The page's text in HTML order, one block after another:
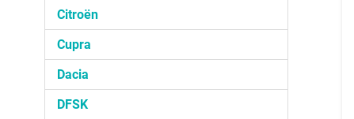
Citroën
Cupra
Dacia
DFSK